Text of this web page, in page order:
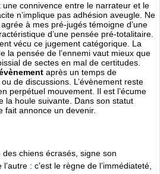
une connivence entre le narrateur et le
n’implique pas adhésion aveugle. Ne
à mes pré-jugés témoigne d’une
d’une pensée pré-totalitaire.
vécu ce jugement catégorique. La
la pensée de l’ennemi vaut mieux que
de sectes en mal de certitudes.
après un temps de
de discussions. L’évènement reste
perpétuel mouvement. Il est l’écume
la houle suivante. Dans son statut
fait annonce un devenir.
chiens écrasés, signe son
: c’est le règne de l’immédiateté,